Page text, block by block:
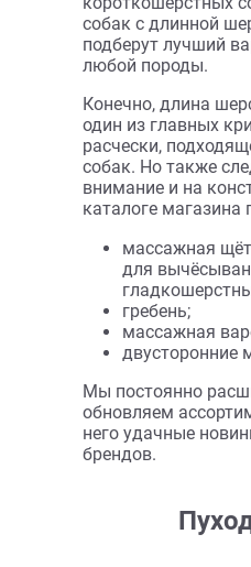
выпускают
с требованиями
Обращаясь к
уверены, что все
животным
гигиеническим
безопасных
Если вам срочно
расческа для
другие
торжественным
можете